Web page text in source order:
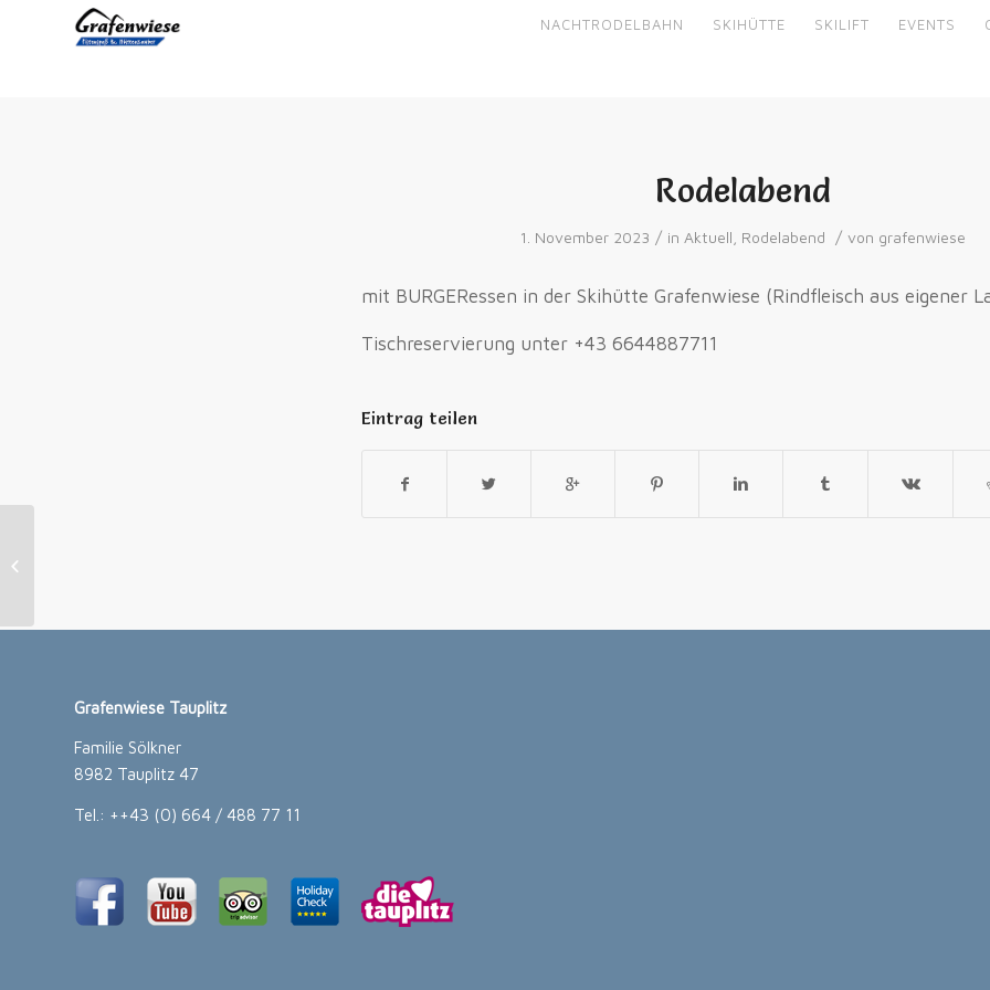
NACHTRODELBAHN SKIHÜTTE SKILIFT EVENTS
Rodelabend
1. November 2023 / in Aktuell Rodelabend / von grafenwiese
mit BURGERessen in der Skihütte Grafenwiese (Rindfleisch aus eigener
Tischreservierung unter +43 6644887711
Eintrag teilen
Grafenwiese Tauplitz
Familie Sölkner
8982 Tauplitz 47
Tel.: ++43 (0) 664 / 488 77 11